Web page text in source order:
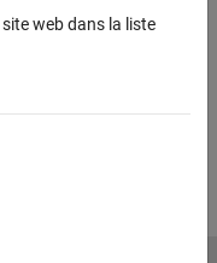
web dans la liste